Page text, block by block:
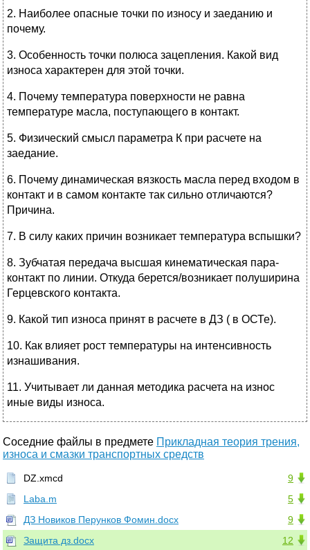
2. Наиболее опасные точки по износу и заеданию и
почему.
3. Особенность точки полюса зацепления. Какой вид
износа характерен для этой точки.
4. Почему температура поверхности не равна
температуре масла, поступающего в контакт.
5. Физический смысл параметра К при расчете на
заедание.
6. Почему динамическая вязкость масла перед входом в
контакт и в самом контакте так сильно отличаются?
Причина.
7. В силу каких причин возникает температура вспышки?
8. Зубчатая передача высшая кинематическая пара-
контакт по линии. Откуда берется/возникает полуширина
Герцевского контакта.
9. Какой тип износа принят в расчете в ДЗ ( в ОСТе).
10. Как влияет рост температуры на интенсивность
изнашивания.
11. Учитывает ли данная методика расчета на износ
иные виды износа.
Соседние файлы в предмете Прикладная теория трения,
износа и смазки транспортных средств
9
DZ.xmcd
5
Laba.m
9
ДЗ Новиков Перунков Фомин.docx
12
Защита дз.docx